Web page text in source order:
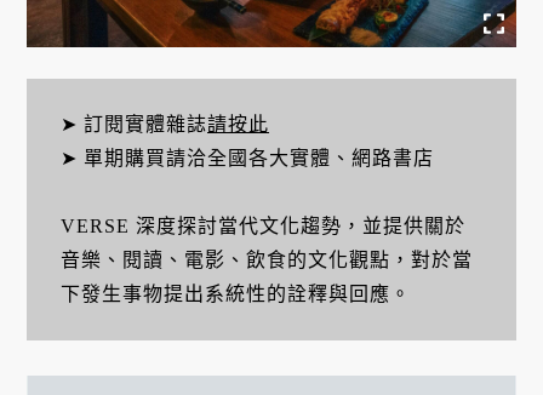
➤ 訂閱實體雜誌請按此
➤ 單期購買請洽全國各大實體、網路書店
VERSE 深度探討當代文化趨勢，並提供關於
音樂、閱讀、電影、飲食的文化觀點，對於當
下發生事物提出系統性的詮釋與回應。